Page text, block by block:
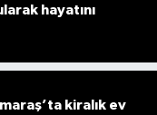
hayatını
kiralık ev